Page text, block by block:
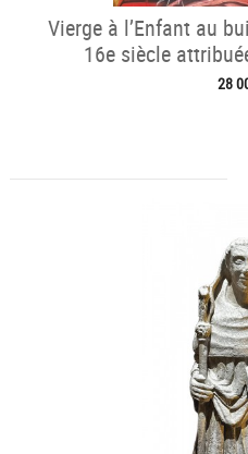
Vierge à l’Enfant au
16e siècle
28